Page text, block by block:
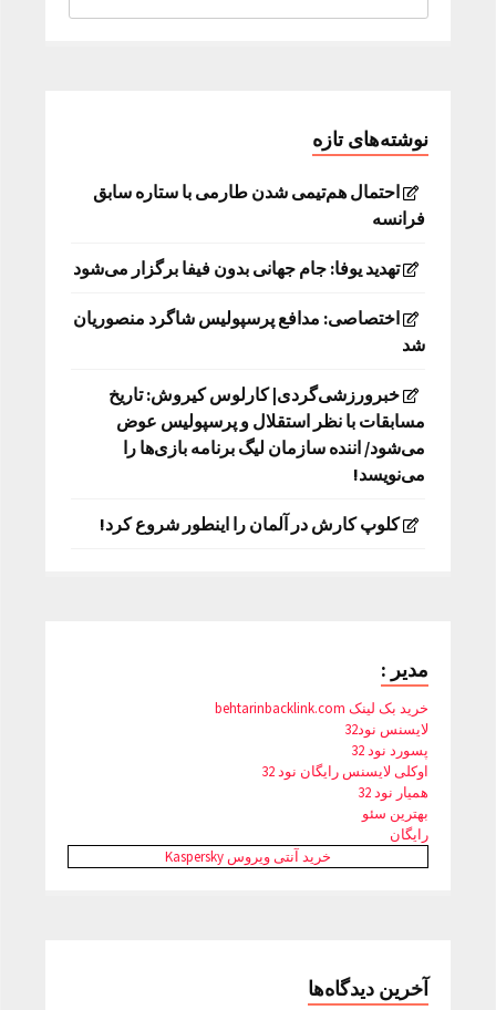
نوشته‌های تازه
احتمال هم‌تیمی شدن طارمی با ستاره سابق
فرانسه
تهدید یوفا: جام جهانی بدون فیفا برگزار می‌شود
اختصاصی: مدافع پرسپولیس شاگرد منصوریان
شد
خبرورزشی‌گردی| کارلوس کیروش: تاریخ
مسابقات با نظر استقلال و پرسپولیس عوض
می‌شود/ اننده سازمان لیگ برنامه بازی‌ها را
می‌نویسد!
کلوپ کارش در آلمان را اینطور شروع کرد!
مدیر :
خرید بک لینک behtarinbacklink.com
لایسنس نود32
پسورد نود 32
اوکلی لایسنس رایگان نود 32
همیار نود 32
بهترین سئو
رایگان
خرید آنتی ویروس Kaspersky
آخرین دیدگاه‌ها